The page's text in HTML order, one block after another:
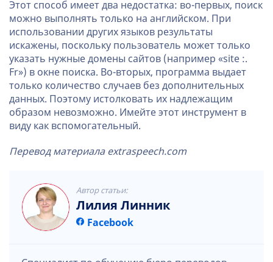
Этот способ имеет два недостатка: во-первых, поиск
можно выполнять только на английском. При
использовании других языков результаты
искажены, поскольку пользователь может только
указать нужные домены сайтов (например «site :.
Fr») в окне поиска. Во-вторых, программа выдает
только количество случаев без дополнительных
данных. Поэтому истолковать их надлежащим
образом невозможно. Имейте этот инструмент в
виду как вспомогательный.
Перевод материала extraspeech.com
Автор статьи:
Лилия Линник
Facebook